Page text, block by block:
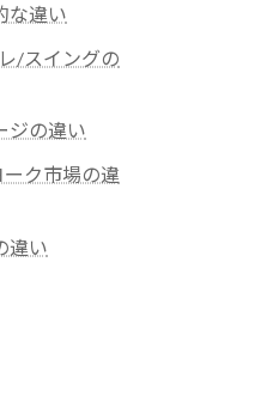
な違い
/スイングの
ジの違い
ク市場の違
違い